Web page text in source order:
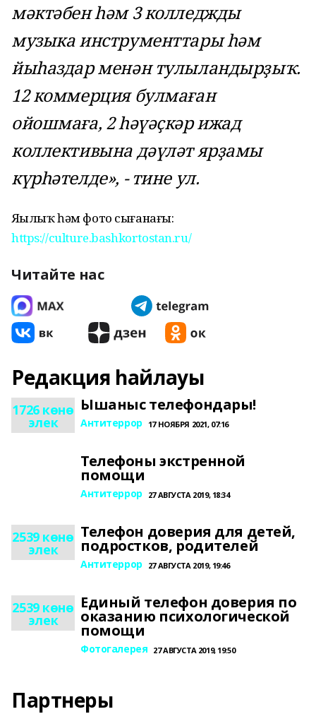
мәктәбен һәм 3 колледжды
музыка инструменттары һәм
йыһаздар менән тулыландырҙыҡ.
12 коммерция булмаған
ойошмаға, 2 һәүәҫкәр ижад
коллективына дәүләт ярҙамы
күрһәтелде», - тине ул.
Яңылыҡ һәм фото сығанағы:
https://culture.bashkortostan.ru/
Читайте нас
Редакция һайлауы
1726 көнө
элек
Ышаныс телефондары!
Антитеррор 17 НОЯБРЯ 2021, 07:16
Телефоны экстренной
помощи
Антитеррор 27 АВГУСТА 2019, 18:34
2539 көнө
элек
Телефон доверия для детей,
подростков, родителей
Антитеррор 27 АВГУСТА 2019, 19:46
2539 көнө
элек
Единый телефон доверия по
оказанию психологической
помощи
Фотогалерея 27 АВГУСТА 2019, 19:50
Партнеры